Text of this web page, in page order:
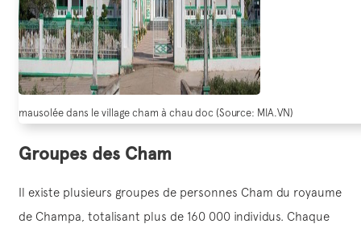
mausolée dans le village cham à chau doc (Source: MIA.VN)
Groupes des Cham
Il existe plusieurs groupes de personnes Cham du royaume
de Champa, totalisant plus de 160 000 individus. Chaque